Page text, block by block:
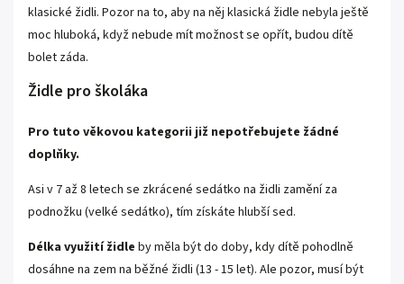
klasické židli. Pozor na to, aby na něj klasická židle nebyla ještě
moc hluboká, když nebude mít možnost se opřít, budou dítě
bolet záda.
Židle pro školáka
Pro tuto věkovou kategorii již nepotřebujete žádné
doplňky.
Asi v 7 až 8 letech se zkrácené sedátko na židli zamění za
podnožku (velké sedátko), tím získáte hlubší sed.
Délka využití židle by měla být do doby, kdy dítě pohodlně
dosáhne na zem na běžné židli (13 - 15 let). Ale pozor, musí být